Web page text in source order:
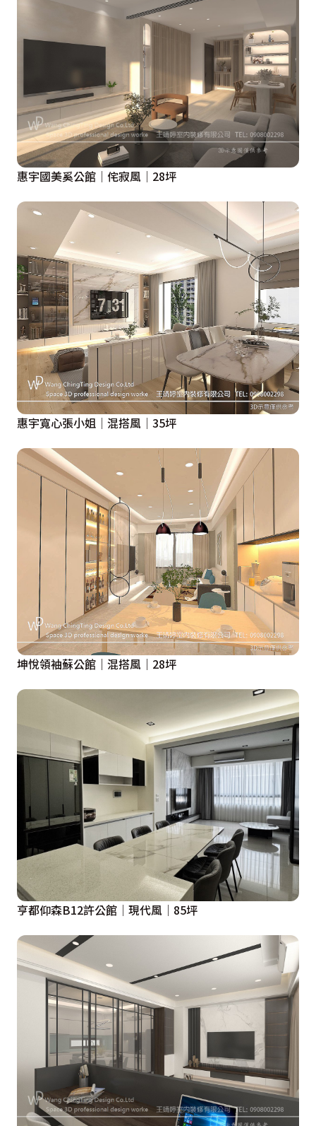
惠宇國美奚公館│侘寂風│28坪
惠宇寬心張小姐│混搭風│35坪
坤悅領袖蘇公館｜混搭風｜28坪
亨都仰森B12許公館│現代風│85坪